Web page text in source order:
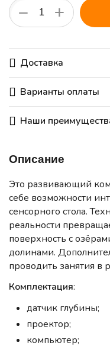
+
−
Доставка
Варианты оплаты
Наши
Описание
Это развивающий
себе возможности
сенсорного стола.
реальности
поверхность с
долинами.
проводить занятия в
Комплектация:
датчик глубины;
проектор;
компьютер;